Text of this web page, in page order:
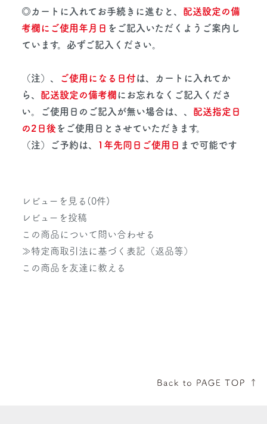
◎カートに入れてお手続きに進むと、 配送設定の備
考欄にご使用年月日 をご記入いただくようご案内し
ています。必ずご記入ください。
（注）、 ご使用になる日付は、カートに入れてか
ら、 配送設定の備考欄 にお忘れなくご記入くださ
い。ご使用日のご記入が無い場合は、、 配送指定日
の2日後 をご使用日とさせていただきます。
（注）ご予約は、
1年先同日ご使用日 まで可能です
レビューを見る(0件)
レビューを投稿
この商品について問い合わせる
≫特定商取引法に基づく表記（返品等）
この商品を友達に教える